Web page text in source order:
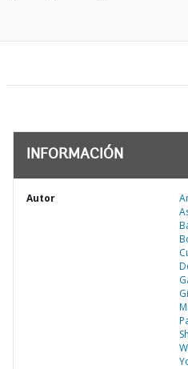
INFORMACIÓN
Autor